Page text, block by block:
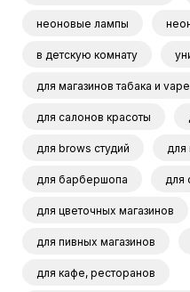
неоновые лампы
в детскую комнату
для магазинов табака и vape
для салонов красоты
для brows студий для
для барбершопа для
для цветочных магазинов
для пивных магазинов
для кафе, ресторанов